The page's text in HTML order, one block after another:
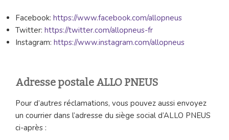
Facebook: https://www.facebook.com/allopneus
Twitter: https://twitter.com/allopneus-fr
Instagram: https://www.instagram.com/allopneus
Adresse postale ALLO PNEUS
Pour d’autres réclamations, vous pouvez aussi envoyez
un courrier dans l’adresse du siège social d’ALLO PNEUS
ci-après :